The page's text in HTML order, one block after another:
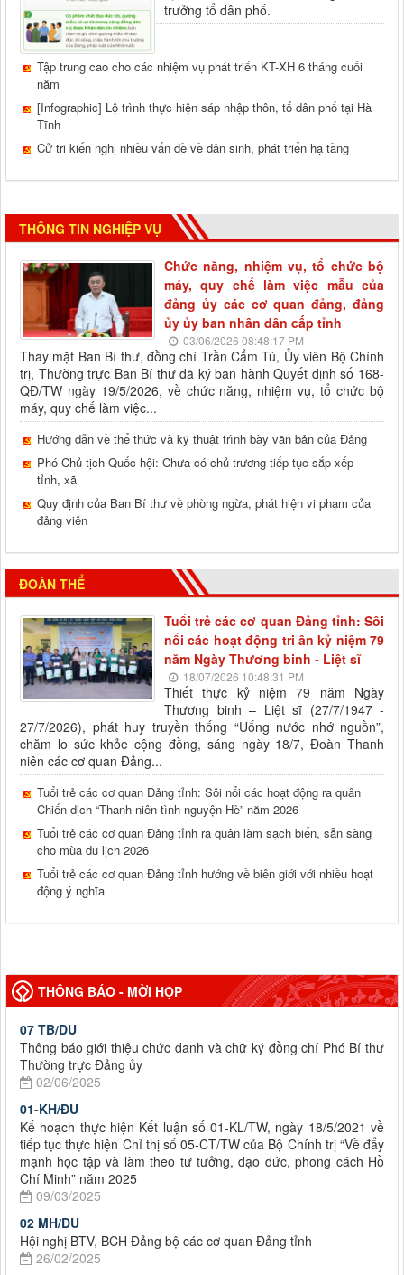
trưởng tổ dân phố.
Tập trung cao cho các nhiệm vụ phát triển KT-XH 6 tháng cuối
năm
[Infographic] Lộ trình thực hiện sáp nhập thôn, tổ dân phố tại Hà
Tĩnh
Cử tri kiến nghị nhiều vấn đề về dân sinh, phát triển hạ tầng
THÔNG TIN NGHIỆP VỤ
Chức năng, nhiệm vụ, tổ chức bộ
máy, quy chế làm việc mẫu của
đảng ủy các cơ quan đảng, đảng
ủy ủy ban nhân dân cấp tỉnh
03/06/2026 08:48:17 PM
Thay mặt Ban Bí thư, đồng chí Trần Cẩm Tú, Ủy viên Bộ Chính
trị, Thường trực Ban Bí thư đã ký ban hành Quyết định số 168-
QĐ/TW ngày 19/5/2026, về chức năng, nhiệm vụ, tổ chức bộ
máy, quy chế làm việc...
Hướng dẫn về thể thức và kỹ thuật trình bày văn bản của Đảng
Phó Chủ tịch Quốc hội: Chưa có chủ trương tiếp tục sắp xếp
tỉnh, xã
Quy định của Ban Bí thư về phòng ngừa, phát hiện vi phạm của
đảng viên
ĐOÀN THỂ
Tuổi trẻ các cơ quan Đảng tỉnh: Sôi
nổi các hoạt động tri ân kỷ niệm 79
năm Ngày Thương binh - Liệt sĩ
18/07/2026 10:48:31 PM
Thiết thực kỷ niệm 79 năm Ngày
Thương binh – Liệt sĩ (27/7/1947 -
27/7/2026), phát huy truyền thống “Uống nước nhớ nguồn”,
chăm lo sức khỏe cộng đồng, sáng ngày 18/7, Đoàn Thanh
niên các cơ quan Đảng...
Tuổi trẻ các cơ quan Đảng tỉnh: Sôi nổi các hoạt động ra quân
Chiến dịch “Thanh niên tình nguyện Hè” năm 2026
Tuổi trẻ các cơ quan Đảng tỉnh ra quân làm sạch biển, sẵn sàng
cho mùa du lịch 2026
Tuổi trẻ các cơ quan Đảng tỉnh hướng về biên giới với nhiều hoạt
động ý nghĩa
THÔNG BÁO - MỜI HỌP
07 TB/DU
Thông báo giới thiệu chức danh và chữ ký đồng chí Phó Bí thư
Thường trực Đảng ủy
02/06/2025
01-KH/ĐU
Kế hoạch thực hiện Kết luận số 01-KL/TW, ngày 18/5/2021 về
tiếp tục thực hiện Chỉ thị số 05-CT/TW của Bộ Chính trị “Về đẩy
mạnh học tập và làm theo tư tưởng, đạo đức, phong cách Hồ
Chí Minh” năm 2025
09/03/2025
02 MH/ĐU
Hội nghị BTV, BCH Đảng bộ các cơ quan Đảng tỉnh
26/02/2025